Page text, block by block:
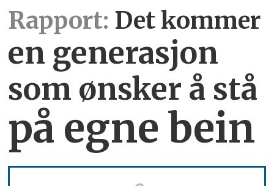
Rapport: Det kommer
en generasjon
som ønsker å stå
på egne bein